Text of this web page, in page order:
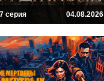
серия 04.08.2026